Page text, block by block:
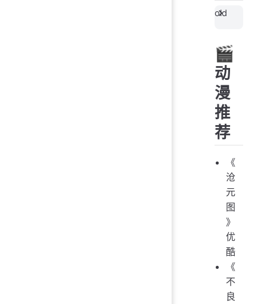
old
🎬
动
漫
推
荐
《
沧
元
图
》
优
酷
《
不
良